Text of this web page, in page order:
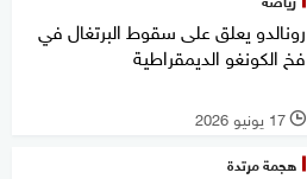
رونالدو يعلق على سقوط البرتغال في
فخ الكونغو الديمقراطية
l 17 يونيو 2026
هجمة مرتدة